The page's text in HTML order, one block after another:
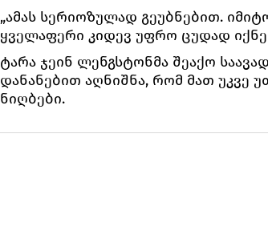
„ამას სერიოზულად გეუბნებით.
ყველაფერი კიდევ უფრო ცუდად
ტარა ჯეინ ლენგსტონმა შეაქო
დანანებით აღნიშნა, რომ მათ უკვე
ნიღბები.